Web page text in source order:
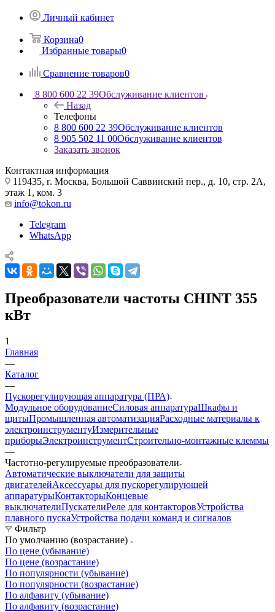
Личный кабинет
Корзина0
Избранные товары0
Сравнение товаров0
8 800 600 22 39Обслуживание клиентов
Назад
Телефоны
8 800 600 22 39Обслуживание клиентов
8 905 502 11 00Обслуживание клиентов
Заказать звонок
Контактная информация
119435, г. Москва, Большой Саввинский пер., д. 10, стр. 2А,
этаж 1, ком. 3
info@tokon.ru
Telegram
WhatsApp
Преобразователи частоты CHINT 355
кВт
1
Главная
—
Каталог
—
Пускорегулирующая аппаратура (ПРА)
Модульное оборудованиеСиловая аппаратураШкафы и
щитыПромышленная автоматизацияРасходные материалы к
электроинструментуИзмерительные
приборыЭлектроинструментСтроительно-монтажные клеммы
—
Частотно-регулируемые преобразователи
Автоматические выключатели для защиты
двигателейАксессуары для пускорегулирующей
аппаратурыКонтакторыКонцевые
выключателиПускателиРеле для контакторовУстройства
плавного пускаУстройства подачи команд и сигналов
Фильтр
По умолчанию (возрастание)
По цене (убывание)
По цене (возрастание)
По популярности (убывание)
По популярности (возрастание)
По алфавиту (убывание)
По алфавиту (возрастание)